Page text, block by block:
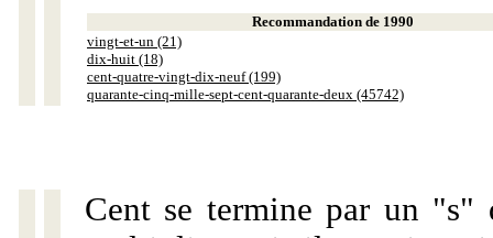
Recommandation de 1990
vingt-et-un (21)
dix-huit (18)
cent-quatre-vingt-dix-neuf (199)
quarante-cinq-mille-sept-cent-quarante-deux (45742)
Cent se termine par un "s"